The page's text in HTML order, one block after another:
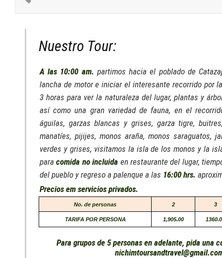
Nuestro Tour:
A las 10:00 am. partimos hacia el poblado de
lancha de motor e iniciar el interesante recorrido por
3 horas para ver la naturaleza del lugar, plantas y
así como una gran variedad de fauna, en el
águilas, garzas blancas y grises, garza tigre,
manatíes, pijijes, monos araña, monos saraguatos,
verdes y grises, visitamos la isla de los monos y la
paracomida no incluida en restaurante del lugar,
del pueblo y regreso a palenque a las 16:00 hrs.
Precios em servicios privados.
No. de personas 2 3
TARIFA POR PERSONA 1,905.00
Para grupos de 5 personas en adelante, pida una